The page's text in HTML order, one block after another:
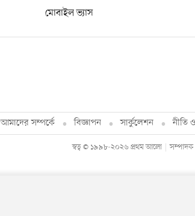
মোবাইল ভ্যাস
আমাদের সম্পর্কে বিজ্ঞাপন সার্কুলেশন নীতি
স্বত্ব © ১৯৯৮-২০২৬ প্রথম আলো সম্পাদক